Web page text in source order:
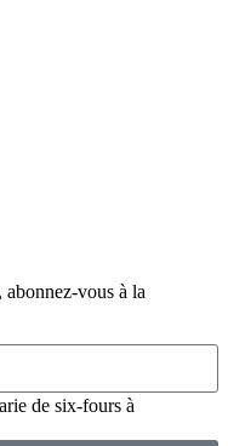
vous à la
de six-fours à